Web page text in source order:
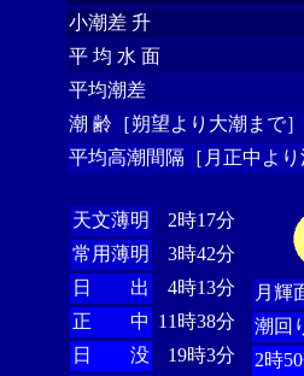
小潮差 升
平 均 水 面
平均潮差
潮 齢［朔望より大潮まで］
平均高潮間隔［月正中より
天文薄明
2時17分
常用薄明
3時42分
日 出
4時13分
正 中 11時38分
日 没
19時3分
月輝
潮回
2時